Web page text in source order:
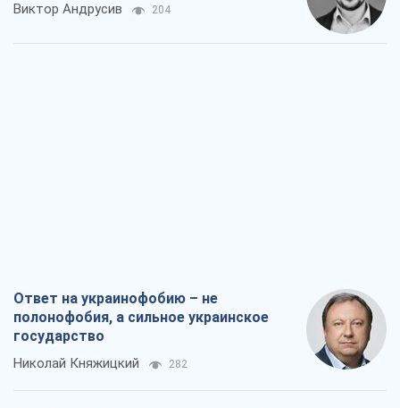
Виктор Андрусив 204
Ответ на украинофобию – не
полонофобия, а сильное украинское
государство
Николай Княжицкий 282